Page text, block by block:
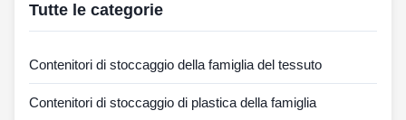
Tutte le categorie
Contenitori di stoccaggio della famiglia del tessuto
Contenitori di stoccaggio di plastica della famiglia